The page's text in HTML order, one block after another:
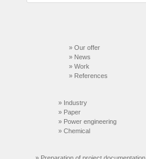
» Our offer
» News
» Work
» References
» Industry
» Paper
» Power engineering
» Chemical